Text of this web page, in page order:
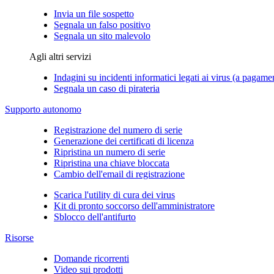
Invia un file sospetto
Segnala un falso positivo
Segnala un sito malevolo
Agli altri servizi
Indagini su incidenti informatici legati ai virus (a
Segnala un caso di pirateria
Supporto autonomo
Registrazione del numero di serie
Generazione dei certificati di licenza
Ripristina un numero di serie
Ripristina una chiave bloccata
Cambio dell'email di registrazione
Scarica l'utility di cura dei virus
Kit di pronto soccorso dell'amministratore
Sblocco dell'antifurto
Risorse
Domande ricorrenti
Video sui prodotti